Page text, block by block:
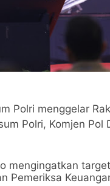
Polri menggelar
Polri, Komjen Pol
mengingatkan
Pemeriksa